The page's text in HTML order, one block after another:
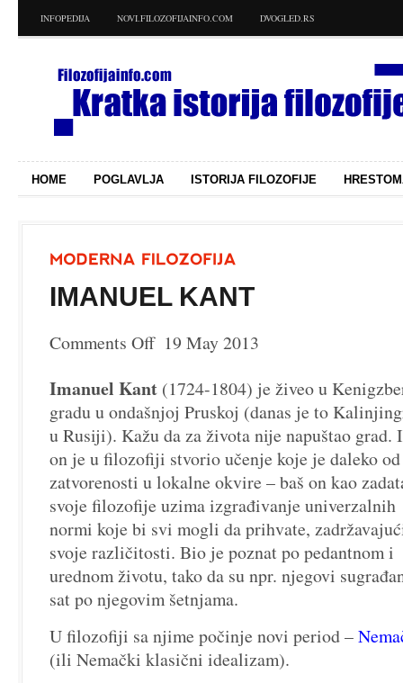
INFOPEDIJA NOVI.FILOZOFIJAINFO.COM DVOGLED.RS
HOME POGLAVLJA ISTORIJA FILOZOFIJE
IMANUEL KANT
Comments Offon
Kant
19 May 2013
Imanuel Kant (1724-1804) je živeo u
gradu u ondašnjoj Pruskoj (danas je to
u Rusiji). Kažu da za života nije napuštao grad.
on je u filozofiji stvorio učenje koje je daleko od
zatvorenosti u lokalne okvire – baš on kao
svoje filozofije uzima izgrađivanje univerzalnih
normi koje bi svi mogli da prihvate,
svoje različitosti. Bio je poznat po pedantnom i
urednom životu, tako da su npr. njegovi
sat po njegovim šetnjama.
U filozofiji sa njime počinje novi period –
(ili Nemački klasični idealizam).